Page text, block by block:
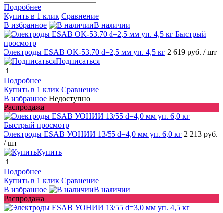
Подробнее
Купить в 1 клик Сравнение
В избранное
В наличии
Быстрый
просмотр
Электроды ESAB OK-53.70 d=2,5 мм уп. 4,5 кг 2 619 руб. / шт
Подписаться
Подробнее
Купить в 1 клик Сравнение
В избранное Недоступно
Распродажа
Быстрый просмотр
Электроды ESAB УОНИИ 13/55 d=4,0 мм уп. 6,0 кг 2 213 руб.
/ шт
Купить
Подробнее
Купить в 1 клик Сравнение
В избранное
В наличии
Распродажа